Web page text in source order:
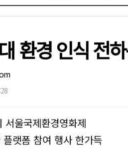
환경 인식 전
서울국제환경영화제
플랫폼 참여 행사 한가득